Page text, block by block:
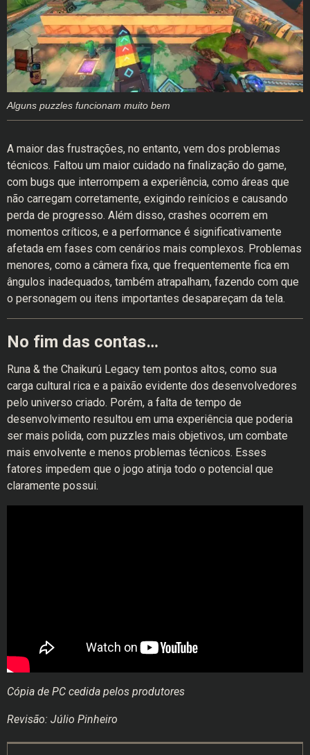
Alguns puzzles funcionam muito bem
A maior das frustrações, no entanto, vem dos problemas
técnicos. Faltou um maior cuidado na finalização do game,
com bugs que interrompem a experiência, como áreas que
não carregam corretamente, exigindo reinícios e causando
perda de progresso. Além disso, crashes ocorrem em
momentos críticos, e a performance é significativamente
afetada em fases com cenários mais complexos. Problemas
menores, como a câmera fixa, que frequentemente fica em
ângulos inadequados, também atrapalham, fazendo com que
o personagem ou itens importantes desapareçam da tela.
No fim das contas…
Runa & the Chaikurú Legacy tem pontos altos, como sua
carga cultural rica e a paixão evidente dos desenvolvedores
pelo universo criado. Porém, a falta de tempo de
desenvolvimento resultou em uma experiência que poderia
ser mais polida, com puzzles mais objetivos, um combate
mais envolvente e menos problemas técnicos. Esses
fatores impedem que o jogo atinja todo o potencial que
claramente possui.
Cópia de PC cedida pelos produtores
Revisão: Júlio Pinheiro